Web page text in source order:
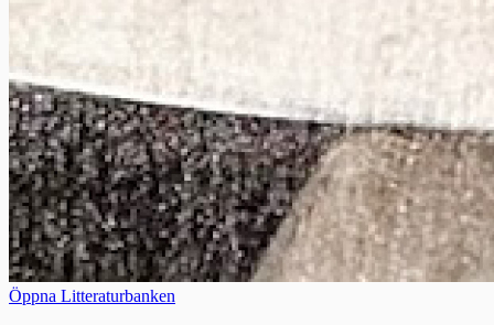
Öppna Litteraturbanken